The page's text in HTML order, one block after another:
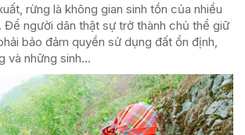
rừng là không gian sinh tồn của nhiều
Để người dân thật sự trở thành chủ thể giữ
bảo đảm quyền sử dụng đất ổn định,
và những sinh...